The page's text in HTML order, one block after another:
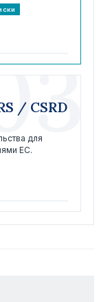
/ CSRD
для
ЕС.